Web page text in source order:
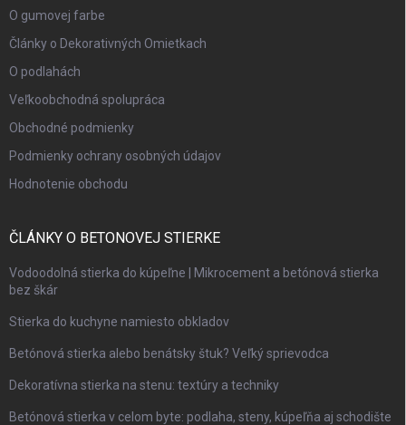
O gumovej farbe
Články o Dekorativných Omietkach
O podlahách
Veľkoobchodná spolupráca
Obchodné podmienky
Podmienky ochrany osobných údajov
Hodnotenie obchodu
ČLÁNKY O BETONOVEJ STIERKE
Vodoodolná stierka do kúpeľne | Mikrocement a betónová stierka
bez škár
Stierka do kuchyne namiesto obkladov
Betónová stierka alebo benátsky štuk? Veľký sprievodca
Dekoratívna stierka na stenu: textúry a techniky
Betónová stierka v celom byte: podlaha, steny, kúpeľňa aj schodište